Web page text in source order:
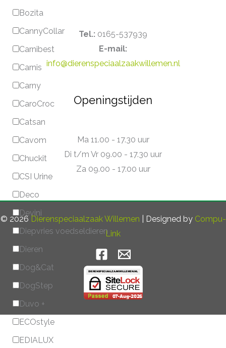
Bozita
CannyCollar
Carnibest
Carnis
Carny
CaroCroc
Catsan
Cavom
Chuckit
CSI Urine
Deco
Devini
Diepvries voedseldieren
Dieren
Dog&Cat
DogStep
Duvo +
ECOstyle
EDIALUX
Tel.: 0165-537939
E-mail:
info@dierenspeciaalzaakwillemen.nl
Openingstijden
Ma 11.00 - 17.30 uur
Di t/m Vr 09.00 - 17.30 uur
Za 09.00 - 17.00 uur
© 2026 Dierenspeciaalzaak Willemen | Designed by Compu-
Link